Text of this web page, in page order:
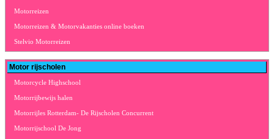
Motorreizen
Motorreizen & Motorvakanties online boeken
Stelvio Motorreizen
Motor rijscholen
Motorcycle Highschool
Motorrijbewijs halen
Motorrijles Rotterdam- De Rijscholen Concurrent
Motorrijschool De Jong